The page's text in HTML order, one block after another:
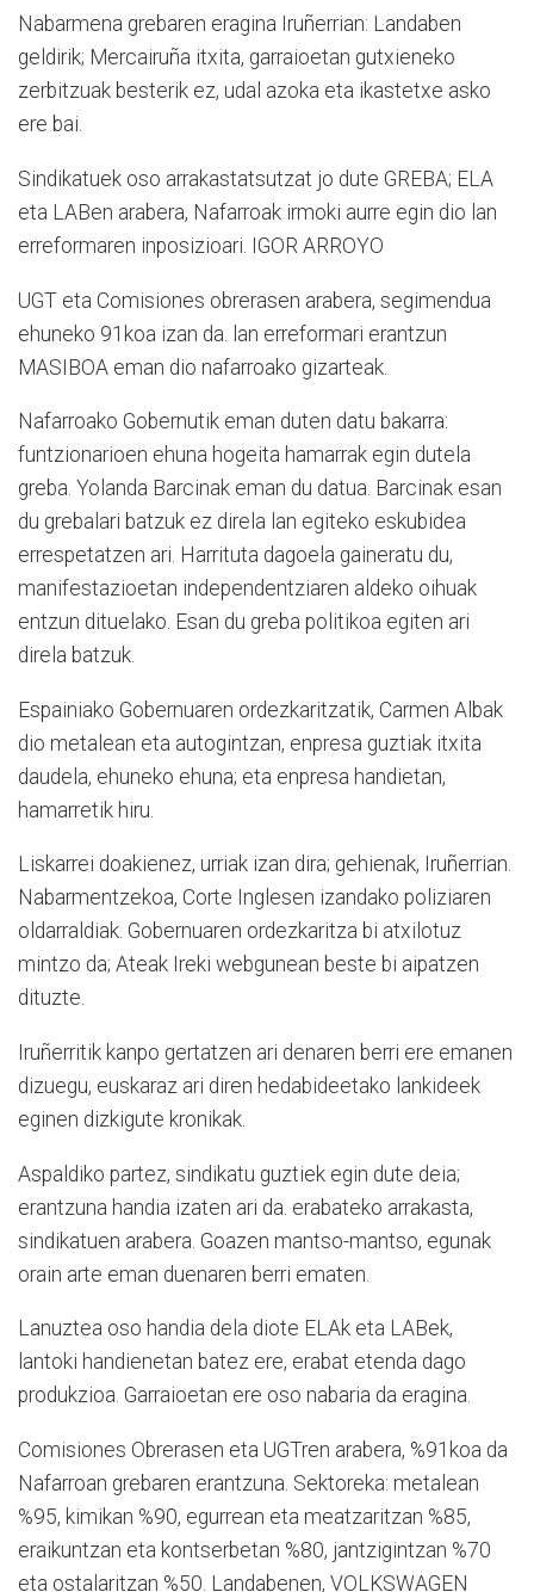
Nabarmena grebaren eragina Iruñerrian: Landaben
geldirik; Mercairuña itxita, garraioetan gutxieneko
zerbitzuak besterik ez, udal azoka eta ikastetxe asko
ere bai.
Sindikatuek oso arrakastatsutzat jo dute GREBA; ELA
eta LABen arabera, Nafarroak irmoki aurre egin dio lan
erreformaren inposizioari. IGOR ARROYO
UGT eta Comisiones obrerasen arabera, segimendua
ehuneko 91koa izan da. lan erreformari erantzun
MASIBOA eman dio nafarroako gizarteak.
Nafarroako Gobernutik eman duten datu bakarra:
funtzionarioen ehuna hogeita hamarrak egin dutela
greba. Yolanda Barcinak eman du datua. Barcinak esan
du grebalari batzuk ez direla lan egiteko eskubidea
errespetatzen ari. Harrituta dagoela gaineratu du,
manifestazioetan independentziaren aldeko oihuak
entzun dituelako. Esan du greba politikoa egiten ari
direla batzuk.
Espainiako Gobernuaren ordezkaritzatik, Carmen Albak
dio metalean eta autogintzan, enpresa guztiak itxita
daudela, ehuneko ehuna; eta enpresa handietan,
hamarretik hiru.
Liskarrei doakienez, urriak izan dira; gehienak, Iruñerrian.
Nabarmentzekoa, Corte Inglesen izandako poliziaren
oldarraldiak. Gobernuaren ordezkaritza bi atxilotuz
mintzo da; Ateak Ireki webgunean beste bi aipatzen
dituzte.
Iruñerritik kanpo gertatzen ari denaren berri ere emanen
dizuegu, euskaraz ari diren hedabideetako lankideek
eginen dizkigute kronikak.
Aspaldiko partez, sindikatu guztiek egin dute deia;
erantzuna handia izaten ari da. erabateko arrakasta,
sindikatuen arabera. Goazen mantso-mantso, egunak
orain arte eman duenaren berri ematen.
Lanuztea oso handia dela diote ELAk eta LABek,
lantoki handienetan batez ere, erabat etenda dago
produkzioa. Garraioetan ere oso nabaria da eragina.
Comisiones Obrerasen eta UGTren arabera, %91koa da
Nafarroan grebaren erantzuna. Sektoreka: metalean
%95, kimikan %90, egurrean eta meatzaritzan %85,
eraikuntzan eta kontserbetan %80, jantzigintzan %70
eta ostalaritzan %50. Landabenen, VOLKSWAGEN